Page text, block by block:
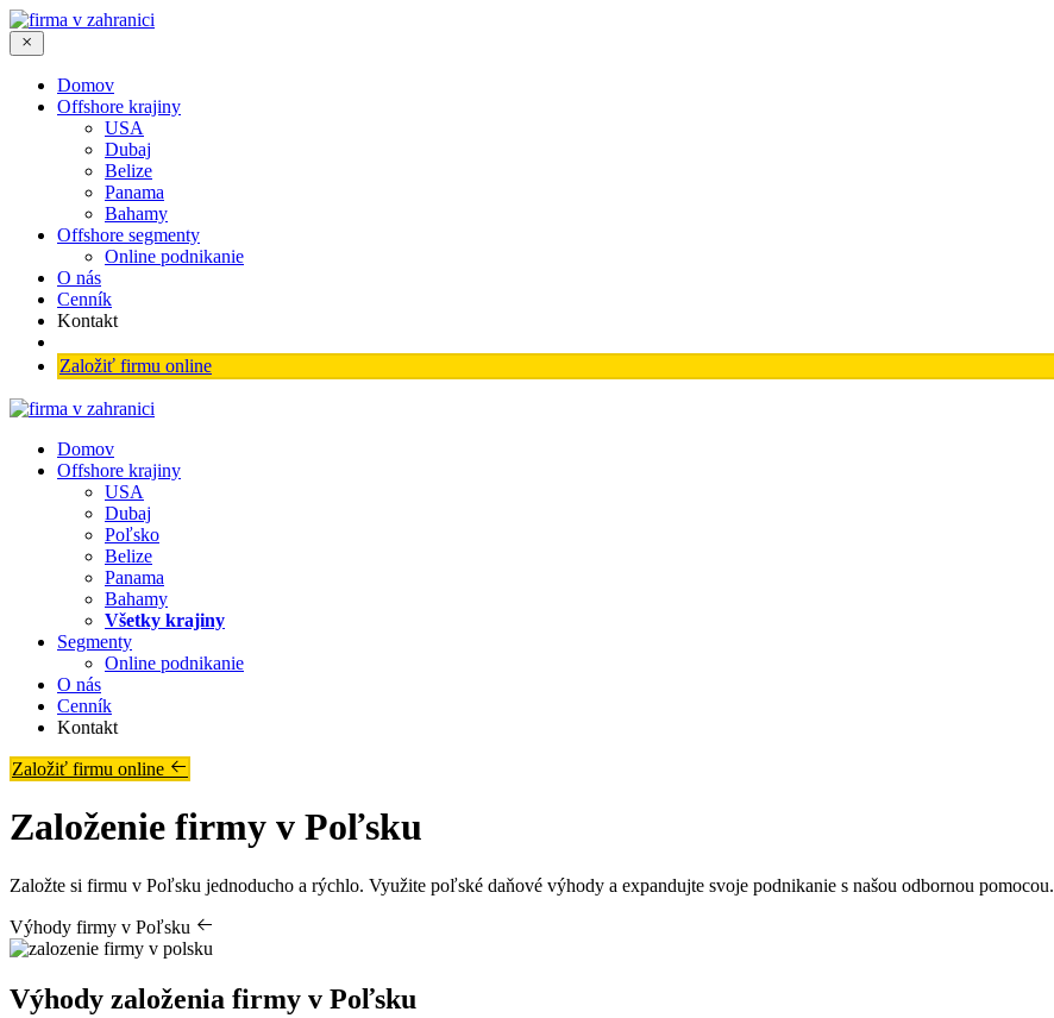
Domov
Offshore krajiny
USA
Dubaj
Belize
Panama
Bahamy
Offshore segmenty
Online podnikanie
O nás
Cenník
Kontakt
Založiť firmu online
Domov
Offshore krajiny
USA
Dubaj
Poľsko
Belize
Panama
Bahamy
Všetky krajiny
Segmenty
Online podnikanie
O nás
Cenník
Kontakt
Založiť firmu online
Založenie firmy v Poľsku
Založte si firmu v Poľsku jednoducho a rýchlo. Využite poľské daňové výhody a expandujte svoje podnikanie s našou odbornou pomocou.
Výhody firmy v Poľsku
Výhody založenia firmy v Poľsku